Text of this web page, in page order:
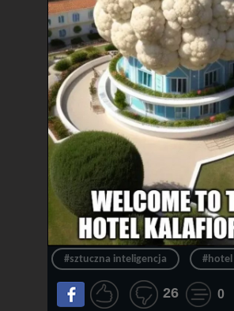
#sztuczna inteligencja #hotel
26 0